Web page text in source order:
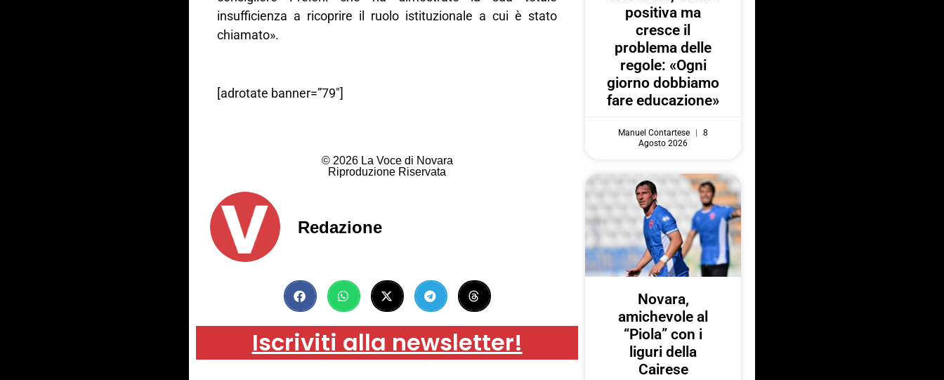
insufficienza a ricoprire il ruolo istituzionale a cui è stato
chiamato».
[adrotate banner=”79″]
© 2026 La Voce di Novara
Riproduzione Riservata
Redazione
Iscriviti alla newsletter!
positiva ma
cresce il
problema delle
regole: «Ogni
giorno dobbiamo
fare educazione»
Manuel Contartese
8
Agosto 2026
Novara,
amichevole al
“Piola” con i
liguri della
Cairese